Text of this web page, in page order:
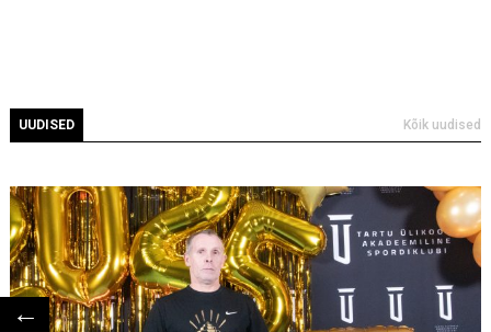
UUDISED Kõik uudised
Noorsportlaste treeningperiood on 12 kuud
(01.septembrist kuni 31. augustini), sisaldab
Septembrikuus
aastamaks
T 15.00 - 17.30
N 16.00 - 17.30
R 15.00 - 18.00 (kokkuleppel treeneriga)
←